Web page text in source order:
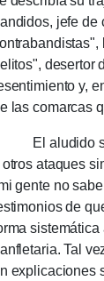
jefe de
desertor
y,
las comarcas
El aludido se
otros ataques
gente no
de
Tal
explicaciones